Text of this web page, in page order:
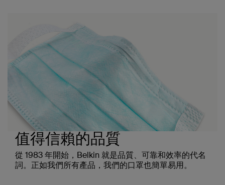
值得信賴的品質
從 1983 年開始，Belkin 就是品質、可靠和效率的代名
詞。正如我們所有產品，我們的口罩也簡單易用。